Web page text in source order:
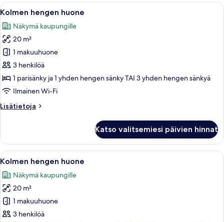
Avaa
kaikki
huonetyypin
Kolmen
hengen
huone
kuvat
6
Kolmen hengen huone
Näkymä kaupungille
20 m²
1 makuuhuone
3 henkilöä
1 parisänky ja 1 yhden hengen sänky TAI 3 yhden hengen sänkyä
Ilmainen Wi-Fi
Lisätietoja
Lisätietoja
huone
Katso valitsemiesi päivien hinnat
Avaa
kaikki
huonetyypin
Kolmen
hengen
huone
6
Kolmen hengen huone
Näkymä kaupungille
20 m²
1 makuuhuone
3 henkilöä